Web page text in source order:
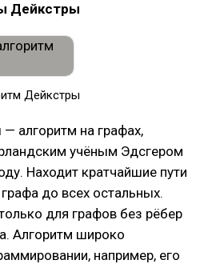
Дейкстры
Дейкстры
алгоритм на графах,
учёным Эдсгером
Находит кратчайшие пути
до всех остальных.
для графов без рёбер
Алгоритм широко
например, его